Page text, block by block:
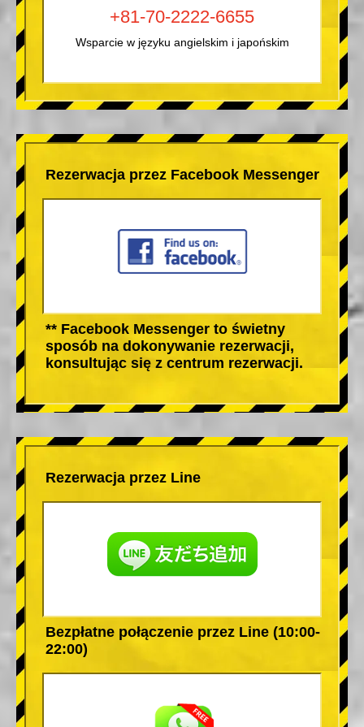
+81-70-2222-6655
Wsparcie w języku angielskim i japońskim
Rezerwacja przez Facebook Messenger
** Facebook Messenger to świetny
sposób na dokonywanie rezerwacji,
konsultując się z centrum rezerwacji.
Rezerwacja przez Line
Bezpłatne połączenie przez Line (10:00-
22:00)